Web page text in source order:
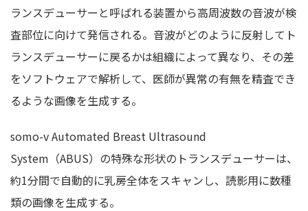
ランスデューサーと呼ばれる装置から高周波数の音波が検
査部位に向けて発信される。音波がどのように反射してト
ランスデューサーに戻るかは組織によって異なり、その差
をソフトウェアで解析して、医師が異常の有無を精査でき
るような画像を生成する。
somo-v Automated Breast Ultrasound
System（ABUS）の特殊な形状のトランスデューサーは、
約1分間で自動的に乳房全体をスキャンし、読影用に数種
類の画像を生成する。